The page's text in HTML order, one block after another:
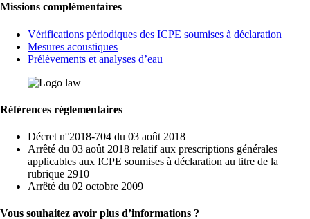
Missions complémentaires
Vérifications périodiques des ICPE soumises à déclaration
Mesures acoustiques
Prélèvements et analyses d’eau
Références réglementaires
Décret n°2018-704 du 03 août 2018
Arrêté du 03 août 2018 relatif aux prescriptions générales
applicables aux ICPE soumises à déclaration au titre de la
rubrique 2910
Arrêté du 02 octobre 2009
Vous souhaitez avoir plus d’informations ?